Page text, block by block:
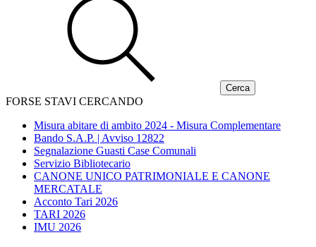
FORSE STAVI CERCANDO
Misura abitare di ambito 2024 - Misura Complementare
Bando S.A.P. | Avviso 12822
Segnalazione Guasti Case Comunali
Servizio Bibliotecario
CANONE UNICO PATRIMONIALE E CANONE
MERCATALE
Acconto Tari 2026
TARI 2026
IMU 2026